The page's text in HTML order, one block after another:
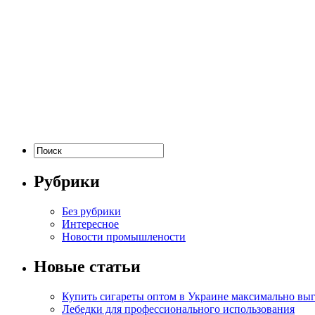
Рубрики
Без рубрики
Интересное
Новости промышлености
Новые статьи
Купить сигареты оптом в Украине максимально
Лебедки для профессионального использования